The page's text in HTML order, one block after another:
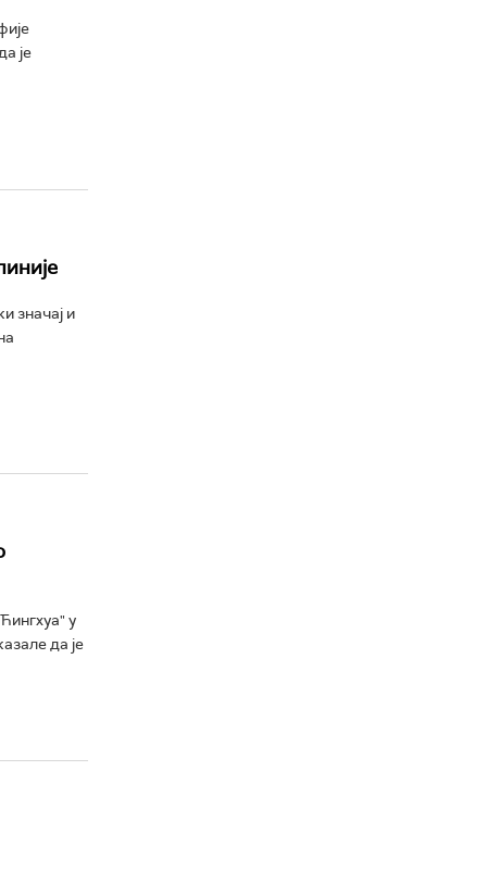
је
значај и
у
да је